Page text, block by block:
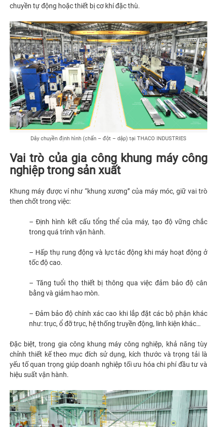
chuyền tự động hoặc thiết bị cơ khí đặc thù.
Dây chuyền định hình (chấn – đột – dập) tại THACO INDUSTRIES
Vai trò của gia công khung máy công
nghiệp trong sản xuất
Khung máy được ví như “khung xương” của máy móc, giữ vai trò
then chốt trong việc:
– Định hình kết cấu tổng thể của máy, tạo độ vững chắc
trong quá trình vận hành.
– Hấp thụ rung động và lực tác động khi máy hoạt động ở
tốc độ cao.
– Tăng tuổi thọ thiết bị thông qua việc đảm bảo độ cân
bằng và giảm hao mòn.
– Đảm bảo độ chính xác cao khi lắp đặt các bộ phận khác
như: trục, ổ đỡ trục, hệ thống truyền động, linh kiện khác…
Đặc biệt, trong gia công khung máy công nghiệp, khả năng tùy
chỉnh thiết kế theo mục đích sử dụng, kích thước và trọng tải là
yếu tố quan trọng giúp doanh nghiệp tối ưu hóa chi phí đầu tư và
hiệu suất vận hành.